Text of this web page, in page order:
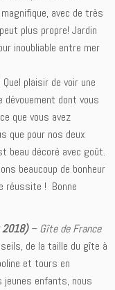
avec de très
plus propre! Jardin
inoubliable entre mer
plaisir de voir une
dont vous
que vous avez
que pour nos deux
beau décoré avec goût.
beaucoup de bonheur
réussite ! Bonne
–Gîte de France
de la taille du gîte à
et tours en
enfants, nous